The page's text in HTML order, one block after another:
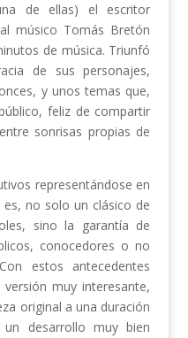
de ellas) el escritor
músico Tomás Bretón
de música. Triunfó
de sus personajes,
y unos temas que,
feliz de compartir
sonrisas propias de
representándose en
no solo un clásico de
sino la garantía de
conocedores o no
estos antecedentes
muy interesante,
original a una duración
desarrollo muy bien